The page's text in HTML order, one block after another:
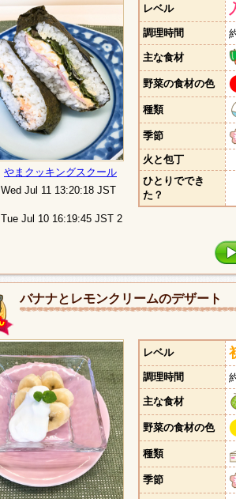
やまクッキングスクール
Wed Jul 11 13:20:18 JST
Tue Jul 10 16:19:45 JST 2
レベル
調理時間
主な食材
野菜の食材の色
種類
季節
火と包丁
ひとりででき
た？
バナナとレモンクリームのデザート
レベル
調理時間
主な食材
野菜の食材の色
種類
季節